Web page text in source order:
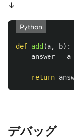
↓
Python
def add (a, b):
answer = a
return
デバッグ